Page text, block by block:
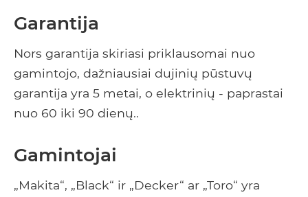
Garantija
Nors garantija skiriasi priklausomai nuo
gamintojo, dažniausiai dujinių pūstuvų
garantija yra 5 metai, o elektrinių - paprastai
nuo 60 iki 90 dienų..
Gamintojai
„Makita“, „Black“ ir „Decker“ ar „Toro“ yra